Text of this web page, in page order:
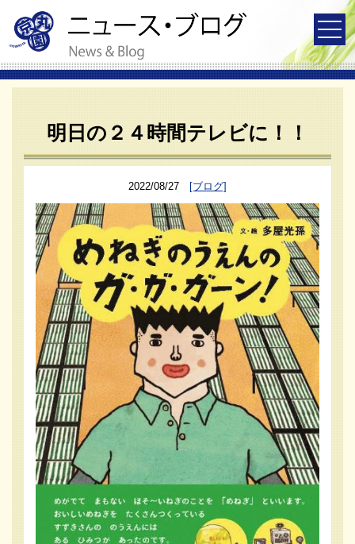
明日の２４時間テレビに！！
2022/08/27 [ブログ]